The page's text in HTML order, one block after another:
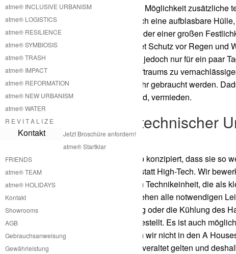
atme® INCLUSIVE URBANISM
atme® LOGISTICS
atme® RESILIENCE
atme® SYMBIOSIS
atme® TRASH
atme® IMPACT
atme® REFORMATION
atme® NEW URBANISM
atme® WATER
R E V I T A L I Z E
Kontakt
Jetzt Broschüre anfordern!
atme® Startklar
FRIENDS
atme® TEAM
atme® HOLIDAYS
Kontakt
Showrooms
AGB
Gebrauchsanweisung
Gewährleistung
Unser A House bietet die Möglichkeit zusätzliche
Das ermöglichen wir durch eine aufblasbare
oder einer Betriebsfeier oder einer großen
pneumatische Hülle bietet Schutz vor Regen und
diese Lufthülle als Raum jedoch nur für ein paar
Klimatisierung dieses Luftraums zu
für bestimmte Tage im Jahr gebraucht werden.
stehen und ungenutzt sind, vermieden.
A House mit technischer
High-Tech
Unsere A Houses sind so konzipiert, dass sie so
Konzept ist Low-Tech anstatt High-Tech. Wir
dieser externen kleineren Technikeinheit, die als
versenkt werden kann, gehen alle notwendigen
Zum Beispiel die Heizung oder die Kühlung des
Technikabteilung bereitgestellt. Es ist auch
versorgen. Somit müssen wir nicht in den A
Jahren schon wieder als veraltet gelten und